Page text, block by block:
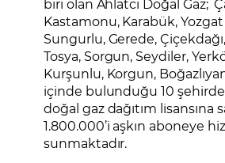
biri olan Ahlatcı Doğal Gaz;
Kastamonu, Karabük,
Sungurlu, Gerede,
Tosya, Sorgun, Seydiler,
Kurşunlu, Korgun,
içinde bulunduğu 10 şehirde
doğal gaz dağıtım lisansına
1.800.000’i aşkın aboneye
sunmaktadır.